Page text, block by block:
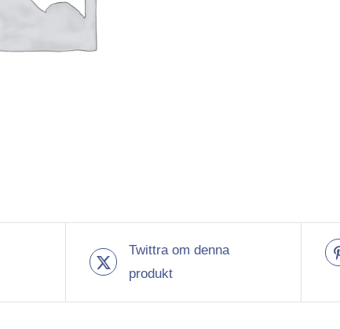
Twittra om denna
produkt